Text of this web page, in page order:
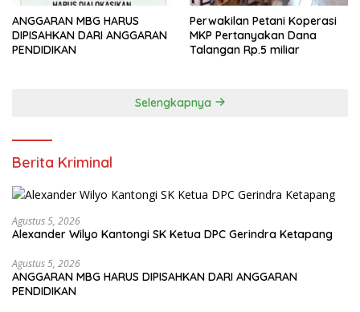
ANGGARAN MBG HARUS
DIPISAHKAN DARI ANGGARAN
PENDIDIKAN
Perwakilan Petani Koperasi
MKP Pertanyakan Dana
Talangan Rp.5 miliar
Selengkapnya
Berita Kriminal
Agustus 5, 2026
Alexander Wilyo Kantongi SK Ketua DPC Gerindra Ketapang
Agustus 5, 2026
ANGGARAN MBG HARUS DIPISAHKAN DARI ANGGARAN
PENDIDIKAN